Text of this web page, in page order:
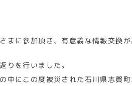
に参加頂き、有意義な情報交換が
りを行いました。
にこの度被災された石川県志賀町